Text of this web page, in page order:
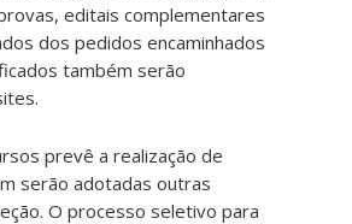
editais complementares
dos pedidos encaminhados
também serão
prevê a realização de
serão adotadas outras
O processo seletivo para